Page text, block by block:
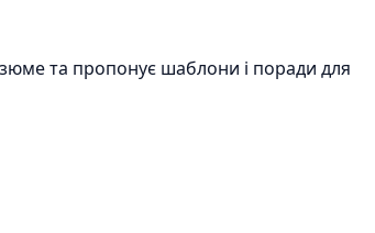
та пропонує шаблони і поради для